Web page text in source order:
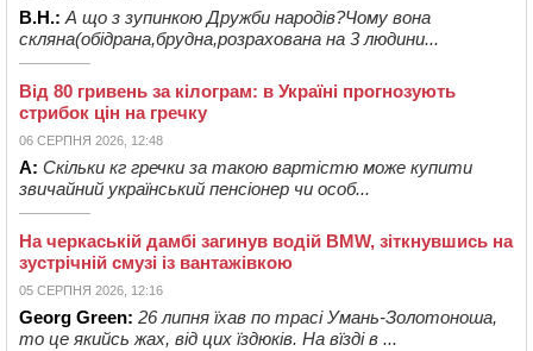
В.Н.: А що з зупинкою Дружби народів?Чому вона
скляна(обідрана,брудна,розрахована на 3 людини...
Від 80 гривень за кілограм: в Україні прогнозують
стрибок цін на гречку
06 СЕРПНЯ 2026, 12:48
А: Скільки кг гречки за такою вартістю може купити
звичайний український пенсіонер чи особ...
На черкаській дамбі загинув водій BMW, зіткнувшись на
зустрічній смузі із вантажівкою
05 СЕРПНЯ 2026, 12:16
Georg Green: 26 липня їхав по трасі Умань-Золотоноша,
то це якийсь жах, від цих їздюків. На вїзді в ...